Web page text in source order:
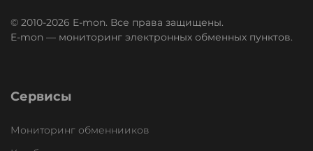
© 2010-2026 E-mon. Все права защищены.
E-mon — мониторинг электронных обменных пунктов.
Сервисы
Мониторинг обменнииков